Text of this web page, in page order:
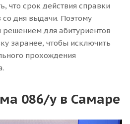
что срок действия справки
дня выдачи. Поэтому
для абитуриентов
заранее, чтобы исключить
прохождения
086/у в Самаре